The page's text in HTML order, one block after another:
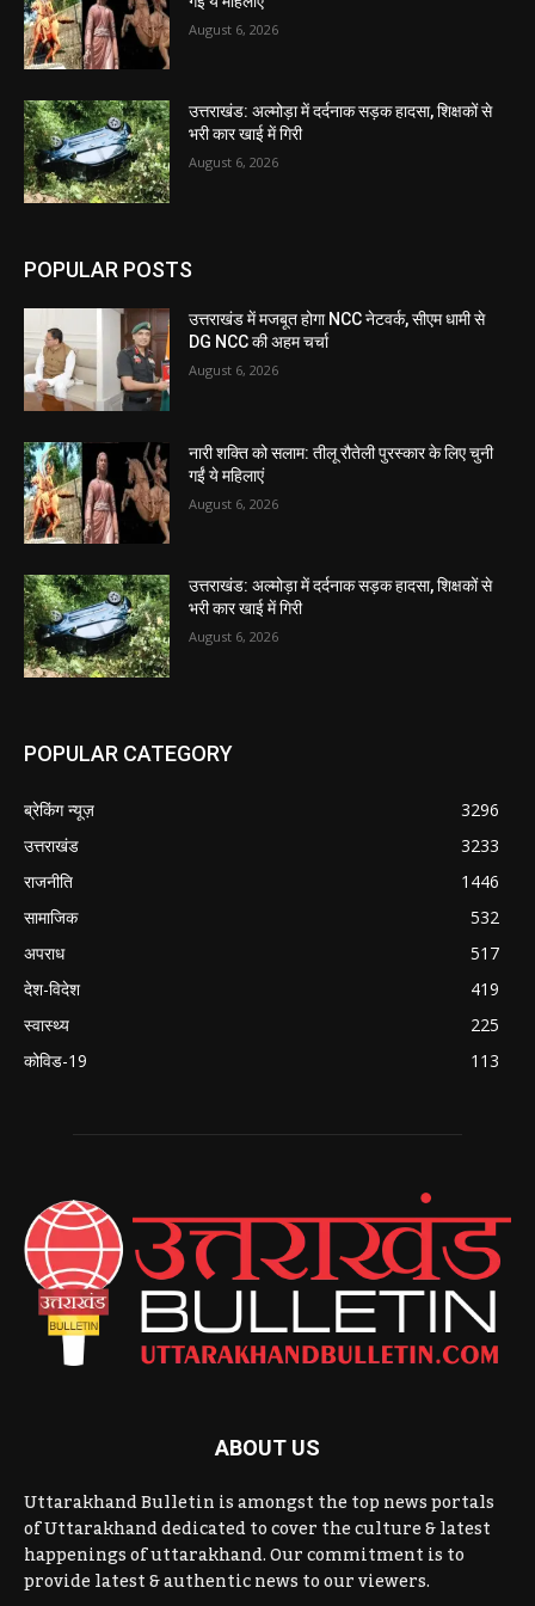
August 6, 2026
उत्तराखंड: अल्मोड़ा में दर्दनाक सड़क हादसा, शिक्षकों से
भरी कार खाई में गिरी
August 6, 2026
POPULAR POSTS
उत्तराखंड में मजबूत होगा NCC नेटवर्क, सीएम धामी से
DG NCC की अहम चर्चा
August 6, 2026
नारी शक्ति को सलाम: तीलू रौतेली पुरस्कार के लिए चुनी
गईं ये महिलाएं
August 6, 2026
उत्तराखंड: अल्मोड़ा में दर्दनाक सड़क हादसा, शिक्षकों से
भरी कार खाई में गिरी
August 6, 2026
POPULAR CATEGORY
ब्रेकिंग न्यूज़
3296
उत्तराखंड
3233
राजनीति
1446
सामाजिक
532
अपराध
517
देश-विदेश
419
स्वास्थ्य
225
कोविड-19
113
ABOUT US
Uttarakhand Bulletin is amongst the top news portals
of Uttarakhand dedicated to cover the culture & latest
happenings of uttarakhand. Our commitment is to
provide latest & authentic news to our viewers.